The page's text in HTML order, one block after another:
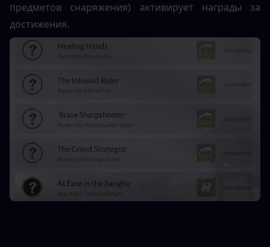
предметов снаряжения) активирует награды за
достижения.